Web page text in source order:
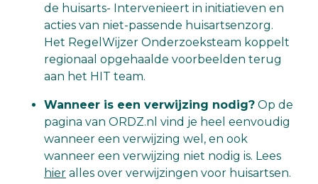
de huisarts- Intervenieert in initiatieven en
acties van niet-passende huisartsenzorg.
Het RegelWijzer Onderzoeksteam koppelt
regionaal opgehaalde voorbeelden terug
aan het HIT team.
Wanneer is een verwijzing nodig? Op de
pagina van ORDZ.nl vind je heel eenvoudig
wanneer een verwijzing wel, en ook
wanneer een verwijzing niet nodig is. Lees
hier alles over verwijzingen voor huisartsen.